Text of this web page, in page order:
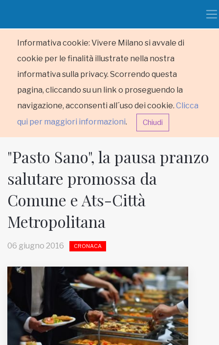
Informativa cookie: Vivere Milano si avvale di
cookie per le finalità illustrate nella nostra
informativa sulla privacy. Scorrendo questa
pagina, cliccando su un link o proseguendo la
navigazione, acconsenti all´uso dei cookie. Clicca
qui per maggiori informazioni. Chiudi
HOME
RUBRICHE
Inviateci le vostre segnalazioni
Iscriviti alla newsletter
www.viveremilano.info
Fondato e diretto da Enzo De
"Pasto Sano", la pausa pranzo
salutare promossa da
Comune e Ats-Città
Metropolitana
06 giugno 2016 CRONACA